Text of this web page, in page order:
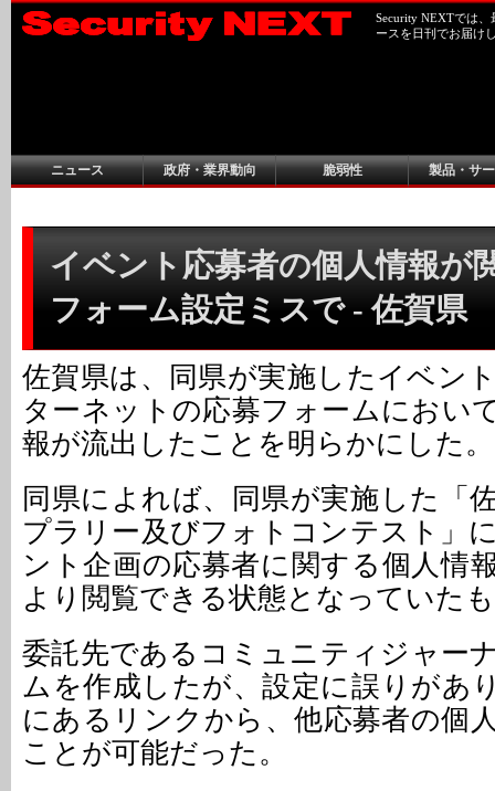
Security NEXTでは
ースを日刊でお届け
ニュース 政府・業界動向 脆弱性 製品・サ
イベント応募者の個人情報が
フォーム設定ミスで - 佐賀県
佐賀県は、同県が実施したイベン
ターネットの応募フォームにおい
報が流出したことを明らかにした。
同県によれば、同県が実施した「
プラリー及びフォトコンテスト」
ント企画の応募者に関する個人情
より閲覧できる状態となっていた
委託先であるコミュニティジャー
ムを作成したが、設定に誤りがあ
にあるリンクから、他応募者の個
ことが可能だった。